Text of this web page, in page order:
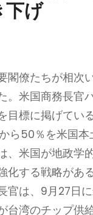
下げ
閣僚たちが相
。米国商務長官
目標に掲げてい
ら50％を米国
、米国が地政学
化する戦略がある
官は、9月27日
台湾のチップ供